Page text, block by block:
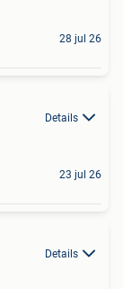
28 jul 26
Details
23 jul 26
Details